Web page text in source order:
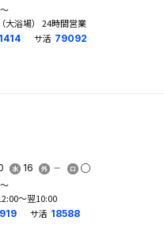
大浴場） 24時間営業
サ活 79092
16
〜翌10:00
サ活 18588